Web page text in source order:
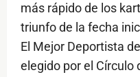
más rápido de los
triunfo de la fecha
El Mejor Deportista
elegido por el Círculo